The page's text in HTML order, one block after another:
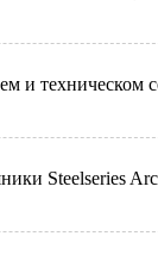
и техническом
Steelseries